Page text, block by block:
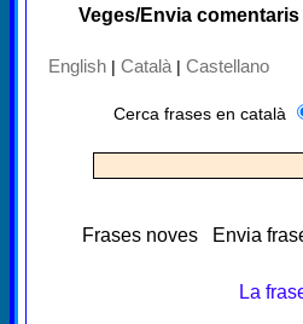
Veges/Envia
English | Català | Castellano
Cerca frases en català
Frases noves Envia
La